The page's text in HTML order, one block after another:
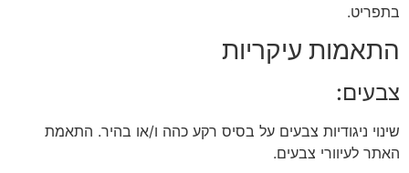
בתפריט.
התאמות עיקריות
צבעים:
שינוי ניגודיות צבעים על בסיס רקע כהה ו/או בהיר. התאמת
האתר לעיוורי צבעים.